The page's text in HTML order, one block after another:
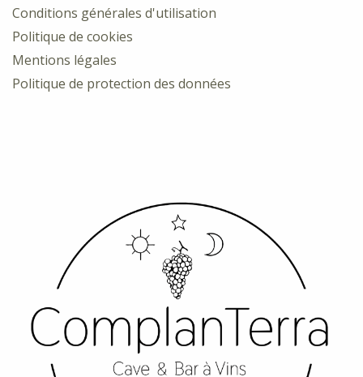
Conditions générales d'utilisation
Politique de cookies
Mentions légales
Politique de protection des données